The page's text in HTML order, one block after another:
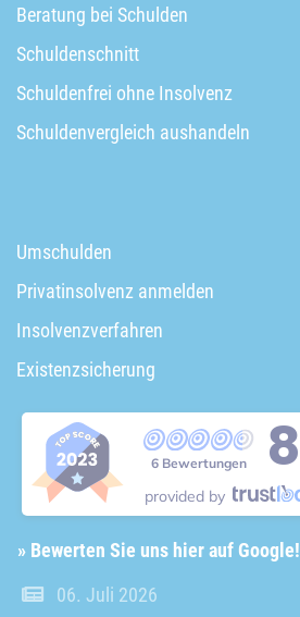
Beratung bei Schulden
Schuldenschnitt
Schuldenfrei ohne Insolvenz
Schuldenvergleich aushandeln
Umschulden
Privatinsolvenz anmelden
Insolvenzverfahren
Existenzsicherung
6 Bewertungen 8
provided by
» Bewerten Sie uns hier auf Google!
06. Juli 2026